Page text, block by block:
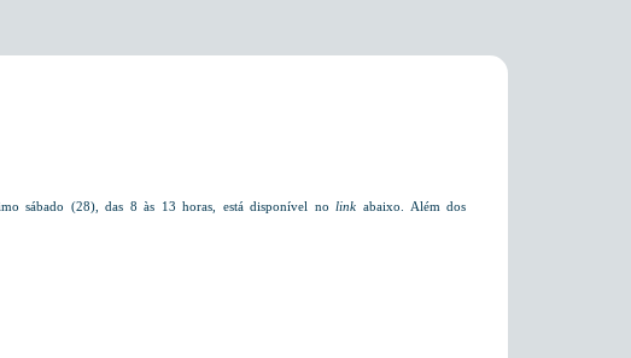
sábado (28), das 8 às 13 horas, está disponível no link abaixo.
Além dos